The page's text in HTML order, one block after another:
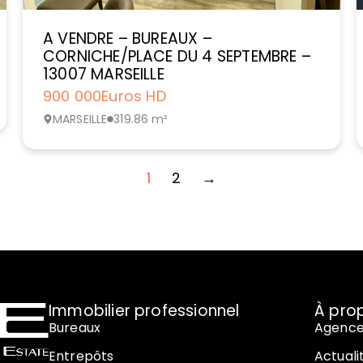
A VENDRE – BUREAUX –
CORNICHE/PLACE DU 4 SEPTEMBRE –
13007 MARSEILLE
900 000Euros HD
MARSEILLE 319.86 m²
1 2 →
Immobilier professionnel
Bureaux
Entrepôts
À